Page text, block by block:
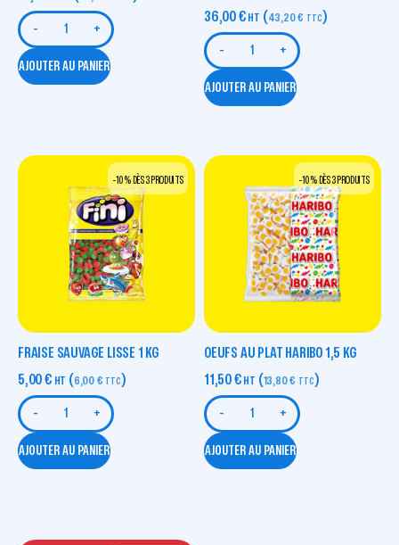
- +
AJOUTER AU PANIER
36,00€ HT (43,20€ TTC)
- +
AJOUTER AU PANIER
-10 % DÈS 3 PRODUITS
FRAISE SAUVAGE LISSE 1 KG
5,00€ HT (6,00 € TTC)
- +
AJOUTER AU PANIER
-10 % DÈS 3 PRODUITS
OEUFS AU PLAT HARIBO 1,5 KG
11,50€ HT (13,80€ TTC)
- +
AJOUTER AU PANIER